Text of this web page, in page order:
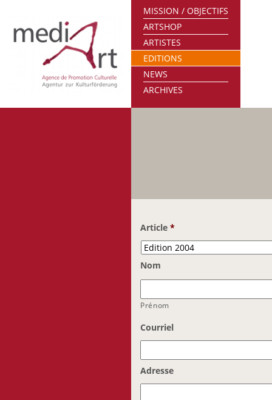
MISSION / OBJECTIFS
ARTSHOP
ARTISTES
EDITIONS
NEWS
ARCHIVES
Article *
Nom
Prénom
Courriel
Adresse